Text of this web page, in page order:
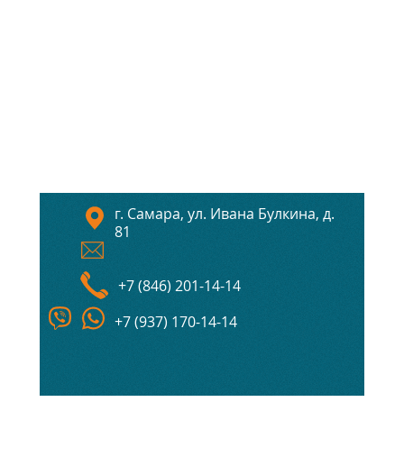
г. Самара, ул. Ивана Булкина, д.
81
+7 (846) 201-14-14
+7 (937) 170-14-14